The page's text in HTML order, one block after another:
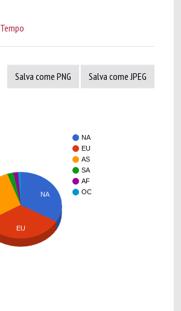
Tempo
Salva come PNG Salva come JPEG
NA
EU
AS
SA
AF
OC
NA
EU